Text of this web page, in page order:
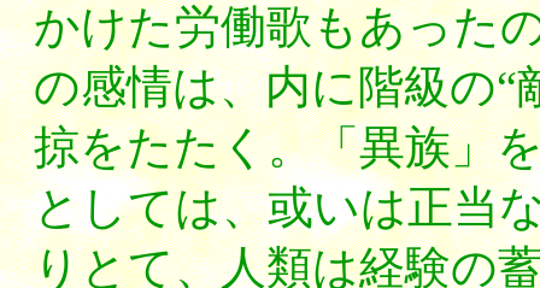
かけた労働歌もあった
の感情は、内に階級の“
掠をたたく。「異族」
としては、或いは正当
りとて、人類は経験の